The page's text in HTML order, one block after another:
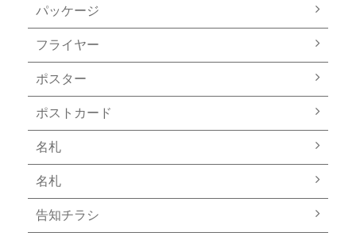
パッケージ
フライヤー
ポスター
ポストカード
名札
名札
告知チラシ